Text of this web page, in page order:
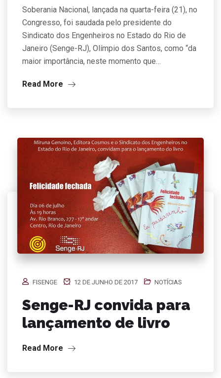
Soberania Nacional, lançada na quarta-feira (21), no
Congresso, foi saudada pelo presidente do
Sindicato dos Engenheiros no Estado do Rio de
Janeiro (Senge-RJ), Olímpio dos Santos, como “da
maior importância, neste momento que…
Read More
FISENGE 12 DE JUNHO DE 2017 NOTÍCIAS
Senge-RJ convida para
lançamento de livro
Read More